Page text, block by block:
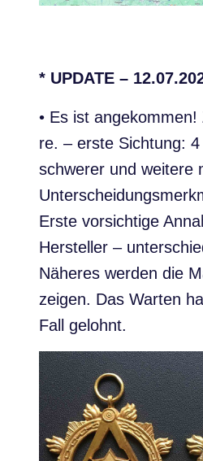
* UPDATE –
• Es ist
re. – erste Sichtung:
schwerer und weitere
Erste vorsichtige
Hersteller –
Näheres werden die
zeigen. Das Warten
Fall gelohnt.